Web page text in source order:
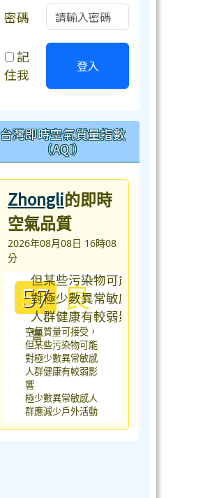
密碼
記
住我
登入
台灣即時空氣質量指數
（AQI）
Zhongli的即時
空氣品質
2026年08月08日 16時08
分
57 良
空氣質量可接受，
但某些污染物可能
對極少數異常敏感
人群健康有較弱影
響
極少數異常敏感人
群應減少戶外活動